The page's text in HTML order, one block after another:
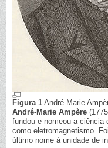
Figura 1 André-Marie
André-Marie Ampère
fundou e nomeou a ciência
como eletromagnetismo.
último nome à unidade de